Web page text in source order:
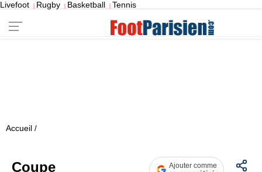
Livefoot | Rugby | Basketball | Tennis
Accueil /
Coupe
Ajouter comme